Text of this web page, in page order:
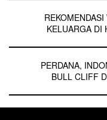
KELUARGA DI
PERDANA,
BULL CLIFF